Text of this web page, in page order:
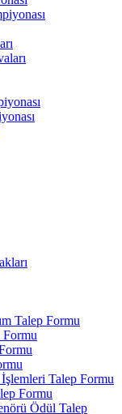
Talep Formu
Talep Formu
Formu
Ödül Talep